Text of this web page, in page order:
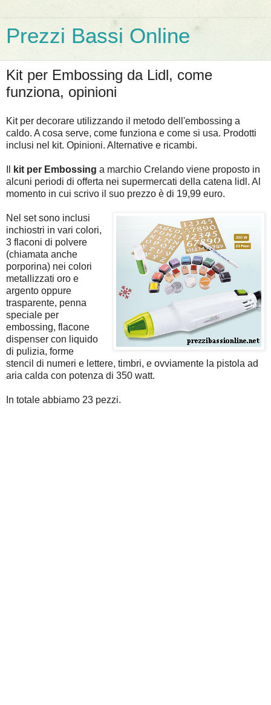
Prezzi Bassi Online
Kit per Embossing da Lidl, come
funziona, opinioni
Kit per decorare utilizzando il metodo dell'embossing a
caldo. A cosa serve, come funziona e come si usa. Prodotti
inclusi nel kit. Opinioni. Alternative e ricambi.
kit per Embossing a marchio Crelando viene proposto in
alcuni periodi di offerta nei supermercati della catena lidl. Al
momento in cui scrivo il suo prezzo è di 19,99 euro.
Nel set sono inclusi
inchiostri in vari colori,
3 flaconi di polvere
(chiamata anche
porporina) nei colori
metallizzati oro e
argento oppure
trasparente, penna
speciale per
embossing, flacone
dispenser con liquido
di pulizia, forme
stencil di numeri e lettere, timbri, e ovviamente la pistola ad
aria calda con potenza di 350 watt.
In totale abbiamo 23 pezzi.